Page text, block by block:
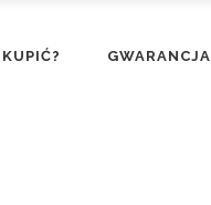
GWARANCJA